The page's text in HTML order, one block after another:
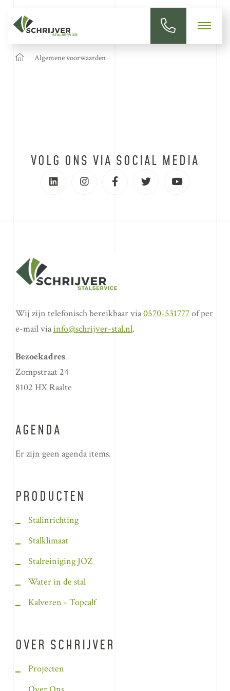
Algemene voorwaarden
VOLG ONS VIA SOCIAL MEDIA
Wij zijn telefonisch bereikbaar via0570-531777of per
e-mail viainfo@schrijver-stal.nl.
Bezoekadres
Zompstraat 24
8102 HX Raalte
AGENDA
Er zijn geen agenda items.
PRODUCTEN
Stalinrichting
Stalklimaat
Stalreiniging JOZ
Water in de stal
Kalveren - Topcalf
OVER SCHRIJVER
Projecten